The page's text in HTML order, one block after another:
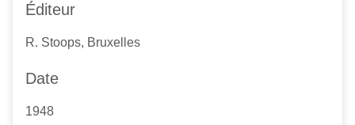
Éditeur
R. Stoops, Bruxelles
Date
1948